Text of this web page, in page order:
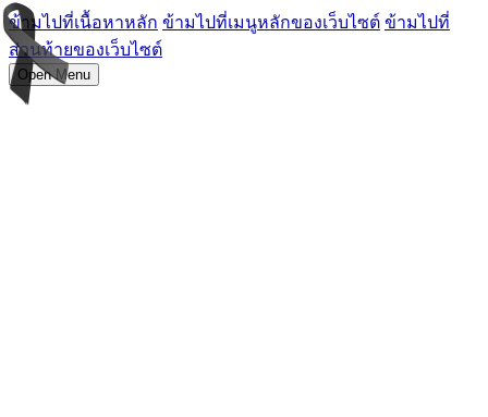
ข้ามไปที่เนื้อหาหลัก ข้ามไปที่เมนูหลักของเว็บไซต์ ข้ามไปที่
ส่วนท้ายของเว็บไซต์
Open Menu